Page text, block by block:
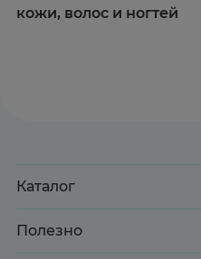
кожи, волос и ногтей
Каталог
Акции
Полезно